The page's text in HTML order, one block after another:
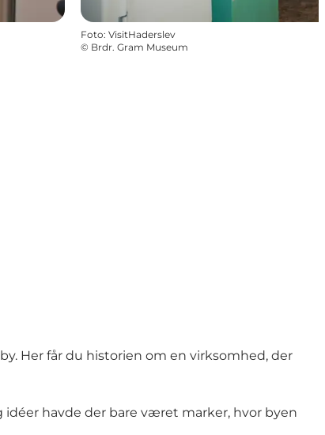
Foto: VisitHaderslev
© Brdr. Gram Museum
Her får du historien om en virksomhed, der
idéer havde der bare været marker, hvor byen